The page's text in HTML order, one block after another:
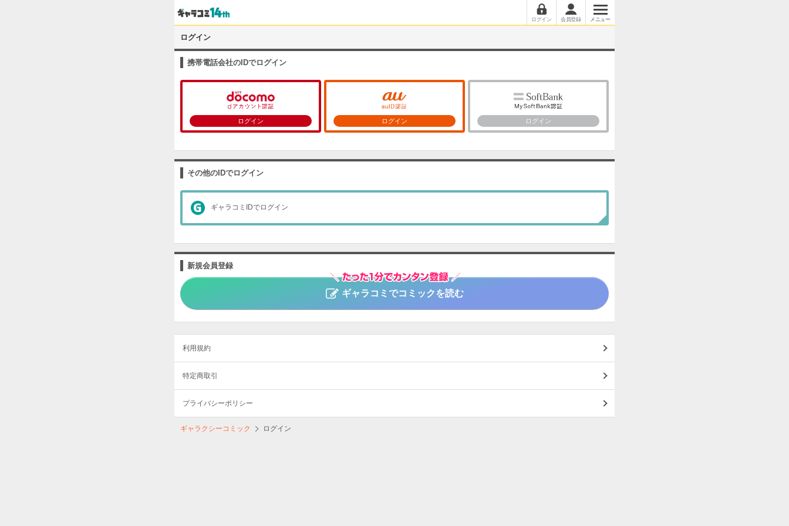
ログイン 会員登録 メニュー
ログイン
携帯電話会社のIDでログイン
ログイン ログイン ログイン
その他のIDでログイン
ギャラコミIDでログイン
新規会員登録
ギャラコミでコミックを読む
利用規約
特定商取引
プライバシーポリシー
ギャラクシーコミック ログイン